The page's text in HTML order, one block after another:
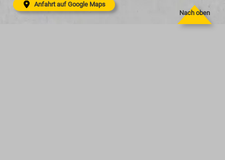
Anfahrt auf Google Maps
Nach oben